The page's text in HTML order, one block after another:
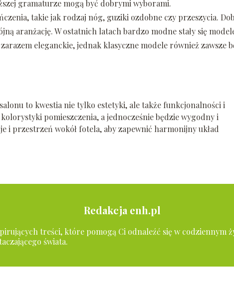
gramaturze mogą być dobrymi wyborami.
takie jak rodzaj nóg, guziki ozdobne czy przeszycia.
aranżację. W ostatnich latach bardzo modne stały się
eleganckie, jednak klasyczne modele również zawsze
to kwestia nie tylko estetyki, ale także funkcjonalności i
pomieszczenia, a jednocześnie będzie wygodny i
i przestrzeń wokół fotela, aby zapewnić harmonijny układ
Redakcja enh.pl
treści, które pomogą Ci odnaleźć się w codziennym
świata.